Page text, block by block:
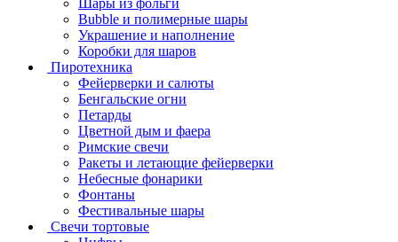
Bubble и полимерные шары
Украшение и наполнение
Коробки для шаров
Пиротехника
Фейерверки и салюты
Бенгальские огни
Петарды
Цветной дым и фаера
Римские свечи
Ракеты и летающие фейерверки
Небесные фонарики
Фонтаны
Фестивальные шары
Свечи тортовые